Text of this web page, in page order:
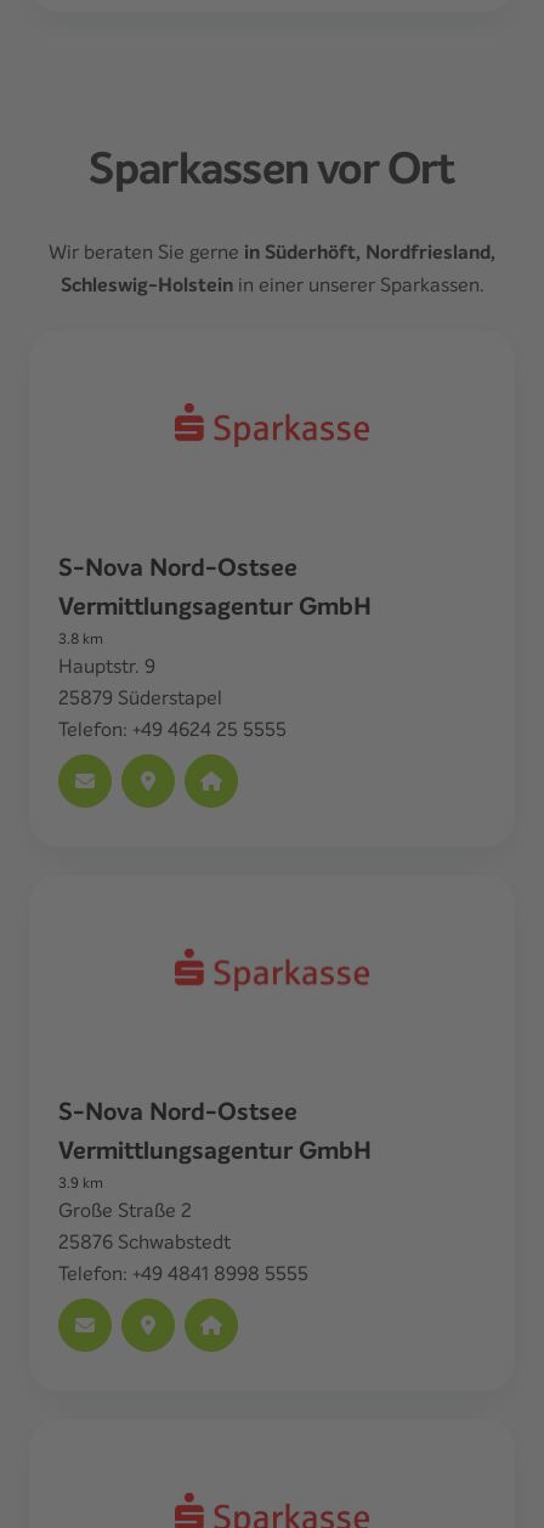
Sparkassen vor Ort
Wir beraten Sie gerne in Süderhöft, Nordfriesland,
Schleswig-Holsteinin einer unserer Sparkassen.
S-Nova Nord-Ostsee
Vermittlungsagentur GmbH
3.8 km
Hauptstr. 9
25879 Süderstapel
Telefon: +49 4624 25 5555
S-Nova Nord-Ostsee
Vermittlungsagentur GmbH
3.9 km
Große Straße 2
25876 Schwabstedt
Telefon: +49 4841 8998 5555